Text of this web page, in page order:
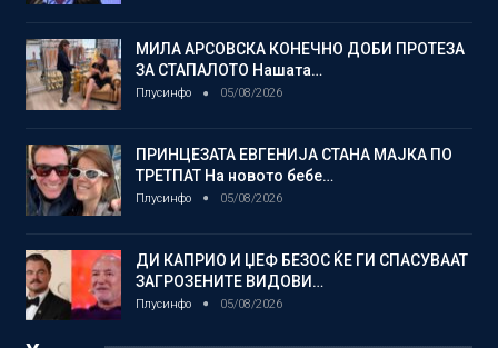
МИЛА АРСОВСКА КОНЕЧНО ДОБИ ПРОТЕЗА
ЗА СТАПАЛОТО Нашата…
Плусинфо 05/08/2026
ПРИНЦЕЗАТА ЕВГЕНИЈА СТАНА МАЈКА ПО
ТРЕТПАТ На новото бебе…
Плусинфо 05/08/2026
ДИ КАПРИО И ЏЕФ БЕЗОС ЌЕ ГИ СПАСУВААТ
ЗАГРОЗЕНИТЕ ВИДОВИ…
Плусинфо 05/08/2026